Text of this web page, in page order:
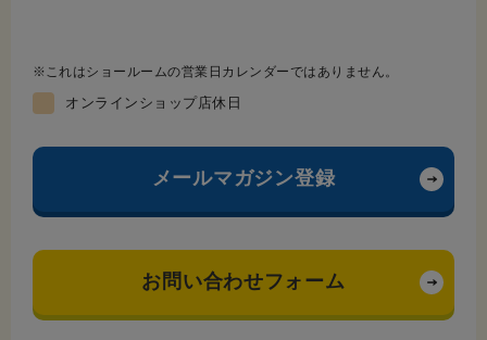
これはショールームの営業日カレンダーではありません。
オンラインショップ店休日
メールマガジン登録
お問い合わせフォーム